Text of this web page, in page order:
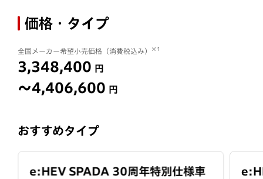
価格・タイプ
全国メーカー希望小売価格（消費税込み） ※1
3,348,400 円
〜4,406,600 円
おすすめタイプ
e:HEV SPADA 30周年特別仕様車